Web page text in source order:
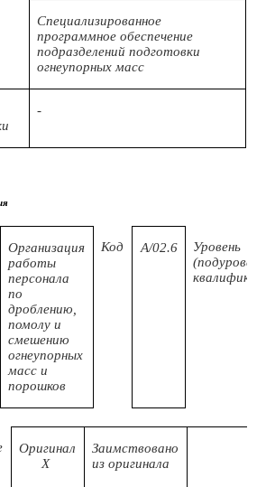
Специализированное
программное обеспечение
подразделений подготовки
огнеупорных масс
-
Организация
работы
персонала
по
дроблению,
помолу и
смешению
огнеупорных
масс и
порошков
Код А/02.6
Уровень
Оригинал
X
Заимствовано
из оригинала